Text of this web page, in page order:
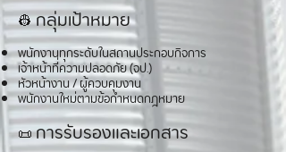
👷 กลุ่มเป้าหมาย
พนักงานทุกระดับในสถานประกอบกิจการ
เจ้าหน้าที่ความปลอดภัย (จป.)
หัวหน้างาน / ผู้ควบคุมงาน
พนักงานใหม่ตามข้อกำหนดกฎหมาย
📜 การรับรองและเอกสาร